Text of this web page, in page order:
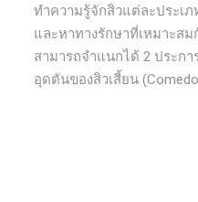
ทำความรู้จักสิวแต่ละประเ
และหาทางรักษาที่เหมาะส
สามารถจำแนกได้ 2 ประก
อุดตันของสิวเสี้ยน